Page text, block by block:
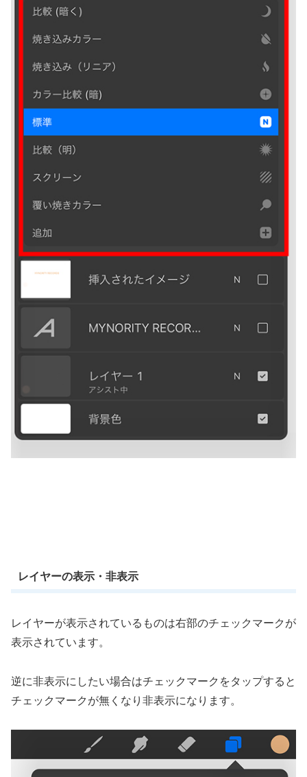
レイヤーの表示・非表示
レイヤーが表示されているものは右部のチェックマークが
表示されています。
逆に非表示にしたい場合はチェックマークをタップすると
チェックマークが無くなり非表示になります。